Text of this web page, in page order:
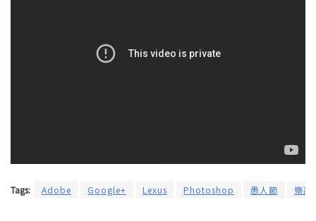
Tags: Adobe Google+ Lexus Photoshop 愚人節 樂高